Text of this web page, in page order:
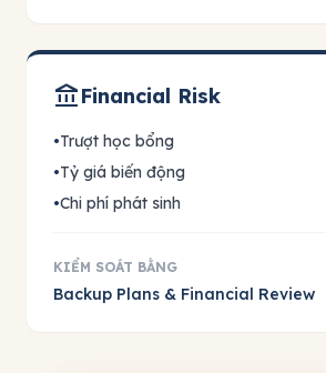
account_balanceFinancial Risk
•Trượt học bổng
•Tỷ giá biến động
•Chi phí phát sinh
KIỂM SOÁT BẰNG
Backup Plans & Financial Review